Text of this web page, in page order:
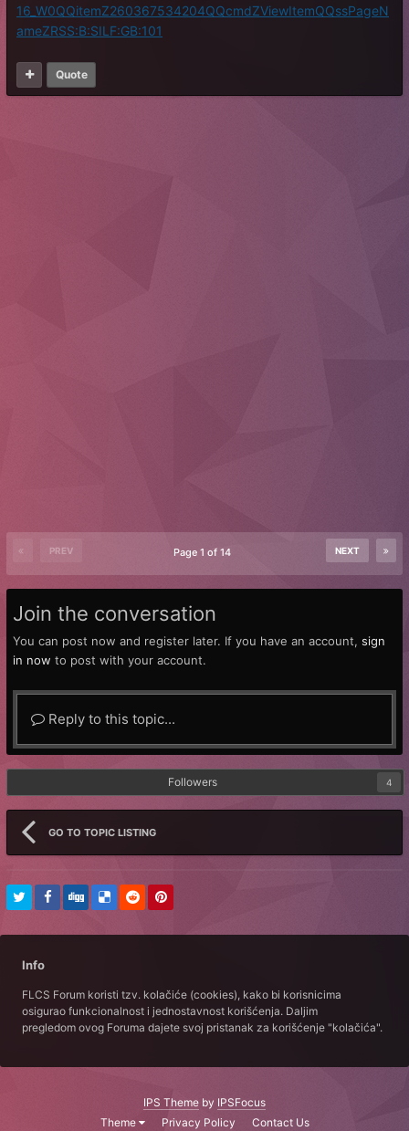
16_W0QQitemZ260367534204QQcmdZViewItemQQssPageN
ameZRSS:B:SILF:GB:101
Quote
PREV NEXT
Page 1 of 14
Join the conversation
You can post now and register later. If you have an account, sign
in now to post with your account.
Reply to this topic...
Followers 4
GO TO TOPIC LISTING
Info
FLCS Forum koristi tzv. kolačiće (cookies), kako bi korisnicima
osigurao funkcionalnost i jednostavnost korišćenja. Daljim
pregledom ovog Foruma dajete svoj pristanak za korišćenje "kolačića".
IPS Theme by IPSFocus
Theme
Privacy Policy Contact Us